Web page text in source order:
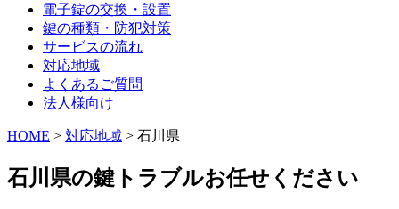
電子錠の交換・設置
鍵の種類・防犯対策
サービスの流れ
対応地域
よくあるご質問
法人様向け
HOME > 対応地域 > 石川県
石川県の鍵トラブルお任せください